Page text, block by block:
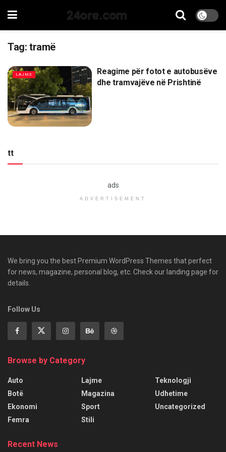
24ore.com
Tag: tramë
LAJME
Reagime për fotot e autobusëve
dhe tramvajëve në Prishtinë
tt
ads
ADVERTISEMENT
We bring you the best Premium WordPress Themes that perfect
for news, magazine, personal blog, etc. Check our landing page for
details.
Follow Us
Browse by Category
Auto
Botë
Ekonomi
Femra
Lajme
Magazina
Sport
Stili
Teknologji
Udhetime
Uncategorized
Recent News